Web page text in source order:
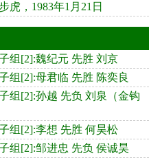
虎，1983年1月21日
组[2]:魏纪元 先胜 刘京
组[2]:母君临 先胜 陈奕良
组[2]:孙越 先负 刘泉（金钩
组[2]:李想 先胜 何昊松
组[2]:邹进忠 先负 侯诚昊